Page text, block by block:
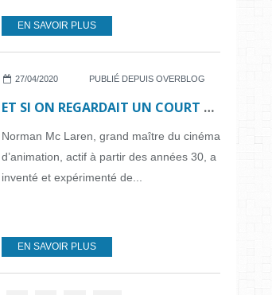
EN SAVOIR PLUS
27/04/2020 PUBLIÉ DEPUIS OVERBLOG
ET SI ON REGARDAIT UN COURT MÉTRAGE... N°42
Norman Mc Laren, grand maître du cinéma
d’animation, actif à partir des années 30, a
inventé et expérimenté de...
EN SAVOIR PLUS